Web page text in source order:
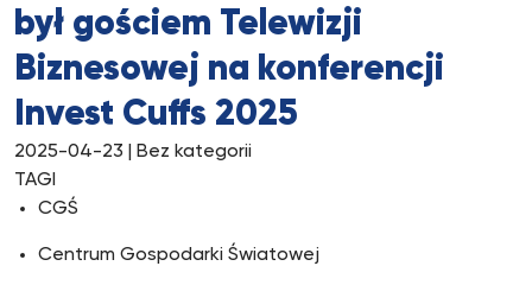
był gościem Telewizji
Biznesowej na konferencji
Invest Cuffs 2025
2025-04-23 | Bez kategorii
TAGI
CGŚ
Centrum Gospodarki Światowej